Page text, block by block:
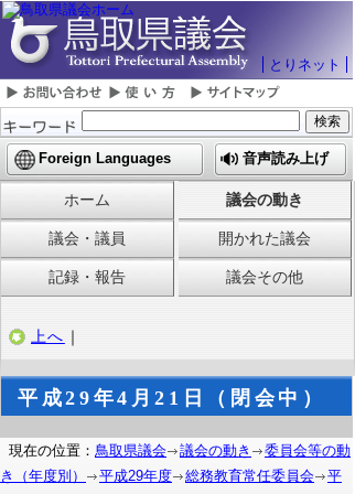
とりネット
Foreign Languages 音声読み上げ
ホーム 議会の動き
議会・議員 開かれた議会
記録・報告 議会その他
上へ ｜
平成29年4月21日（閉会中）
現在の位置： 鳥取県議会 議会の動き
委員会等の動
き（年度別）
平成29年度 総務教育常任委員会
平